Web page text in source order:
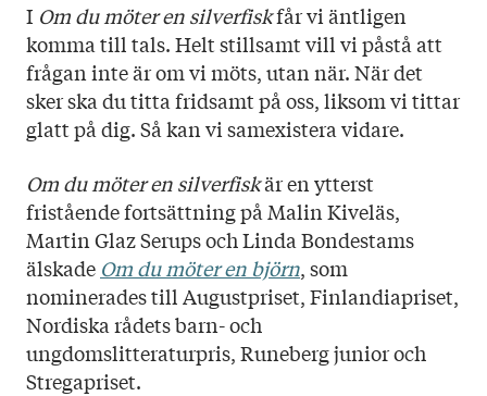
I Om du möter en silverfiskfår vi äntligen
komma till tals. Helt stillsamt vill vi påstå att
frågan inte är om vi möts, utan när. När det
sker ska du titta fridsamt på oss, liksom vi tittar
glatt på dig. Så kan vi samexistera vidare.
Om du möter en silverfiskär en ytterst
fristående fortsättning på Malin Kiveläs,
Martin Glaz Serups och Linda Bondestams
älskade Om du möter en björn, som
nominerades till Augustpriset, Finlandiapriset,
Nordiska rådets barn- och
ungdomslitteraturpris, Runeberg junior och
Stregapriset.